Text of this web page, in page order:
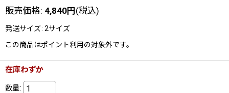
販売価格: 4,840円(税込)
発送サイズ: 2サイズ
この商品はポイント利用の対象外です。
在庫わずか
数量: